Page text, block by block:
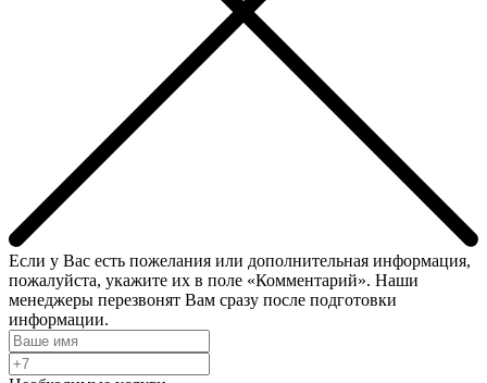
Если у Вас есть пожелания или дополнительная информация,
пожалуйста, укажите их в поле «Комментарий». Наши
менеджеры перезвонят Вам сразу после подготовки
информации.